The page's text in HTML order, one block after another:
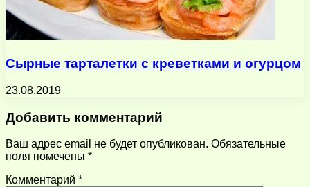
Сырные тарталетки с креветками и огурцом
23.08.2019
Добавить комментарий
Ваш адрес email не будет опубликован. Обязательные
поля помечены *
Комментарий *